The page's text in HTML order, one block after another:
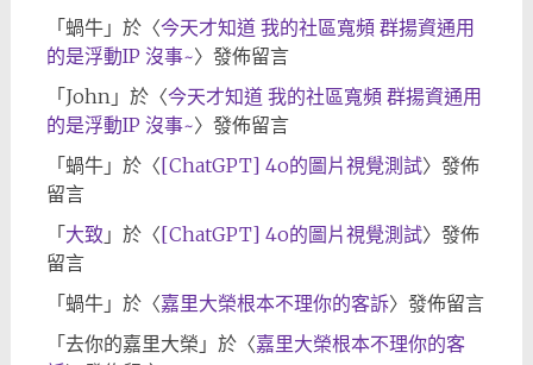
「 蝸牛」於〈今天才知道 我的社區寬頻 群揚資通用
的是浮動IP 沒事~〉發佈留言
「 John」於〈今天才知道 我的社區寬頻 群揚資通用
的是浮動IP 沒事~〉發佈留言
「 蝸牛」於〈[ChatGPT] 4o的圖片視覺測試〉發佈
留言
「 大致 」於〈[ChatGPT] 4o的圖片視覺測試〉發佈
留言
「 蝸牛」於〈嘉里大榮根本不理你的客訴〉發佈留言
「 去你的嘉里大榮 」於〈嘉里大榮根本不理你的客